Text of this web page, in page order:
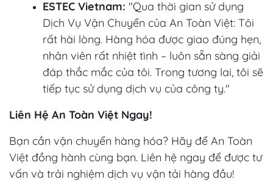
ESTEC Vietnam: "Qua thời gian sử dụng
Dịch Vụ Vận Chuyển của An Toàn Việt: Tôi
rất hài lòng. Hàng hóa được giao đúng hẹn,
nhân viên rất nhiệt tình – luôn sẵn sàng giải
đáp thắc mắc của tôi. Trong tương lai, tôi sẽ
tiếp tục sử dụng dịch vụ của công ty."
Liên Hệ An Toàn Việt Ngay!
Bạn cần vận chuyển hàng hóa? Hãy để An Toàn
Việt đồng hành cùng bạn. Liên hệ ngay để được tư
vấn và trải nghiệm dịch vụ vận tải hàng đầu!